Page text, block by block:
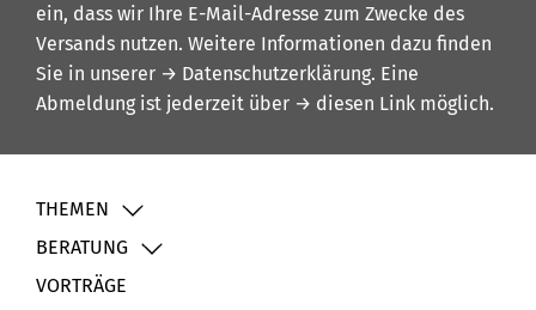
ein, dass wir Ihre E-Mail-Adresse zum Zwecke des
Versands nutzen. Weitere Informationen dazu finden
Sie in unserer → Datenschutzerklärung. Eine
Abmeldung ist jederzeit über → diesen Link möglich.
THEMEN
BERATUNG
VORTRÄGE